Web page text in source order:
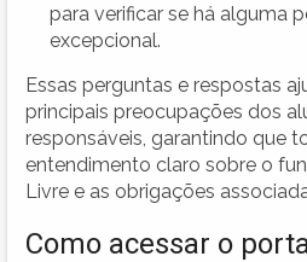
para verificar se há alguma
excepcional.
Essas perguntas e respostas
principais preocupações dos
responsáveis, garantindo que
entendimento claro sobre o
Livre e as obrigações
Como acessar o